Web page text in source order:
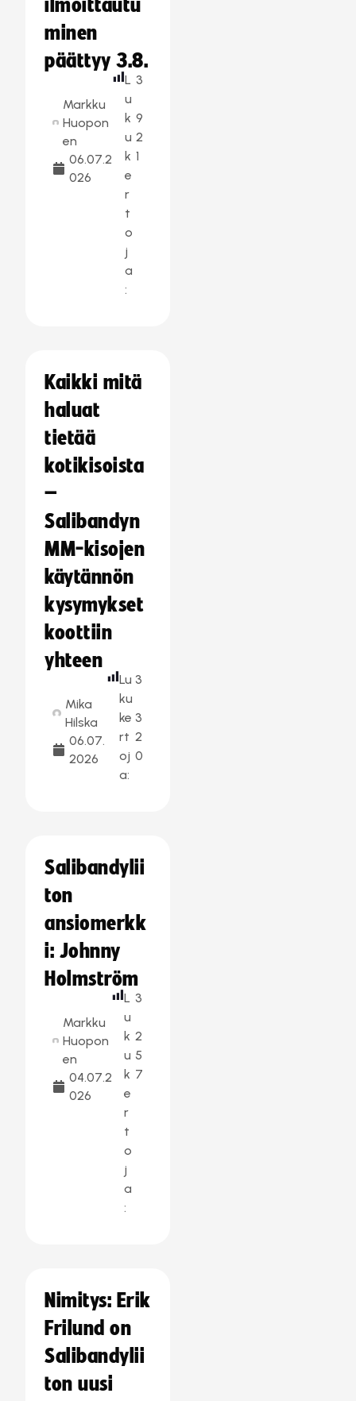
ilmoittautu
minen
päättyy 3.8.
Markku
Huopon
en
06.07.2
026
L
u
k
u
k
e
r
t
o
j
a
:
3
9
2
1
Kaikki mitä
haluat
tietää
kotikisoista
–
Salibandyn
MM-kisojen
käytännön
kysymykset
koottiin
yhteen
Mika
Hilska
06.07.
2026
Lu
ku
ke
rt
oj
a:
3
3
2
0
Salibandylii
ton
ansiomerkk
i: Johnny
Holmström
Markku
Huopon
en
04.07.2
026
L
u
k
u
k
e
r
t
o
j
a
:
3
2
5
7
Nimitys: Erik
Frilund on
Salibandylii
ton uusi